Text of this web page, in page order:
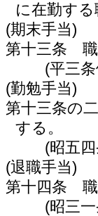
に在勤す
(期末手当)
第十三条
(平三
(勤勉手当)
第十三条の二
する。
(昭五
(退職手当)
第十四条
(昭三